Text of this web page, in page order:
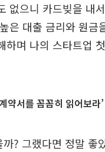
없으니 카드빚을 내
은 대출 금리와 원금
하며 나의 스타트업
약서를 꼼꼼히 읽어보라’
? 그랬다면 정말 좋